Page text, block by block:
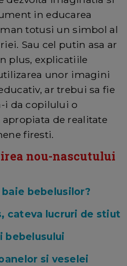
in educarea
totusi un simbol al
Sau cel putin asa ar
plus, explicatiile
unor imagini
ar trebui sa fie
i da copilului o
de realitate
firesti.
nou-nascutului
bebelusilor?
cateva lucruri de stiut
bebelusului
si veselei